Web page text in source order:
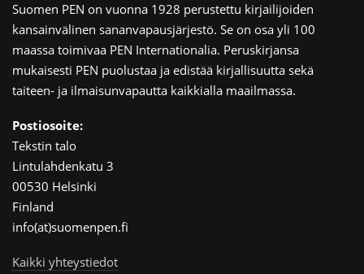
Suomen PEN on vuonna 1928 perustettu kirjailijoiden
kansainvälinen sananvapausjärjestö. Se on osa yli 100
maassa toimivaa PEN Internationalia. Peruskirjansa
mukaisesti PEN puolustaa ja edistää kirjallisuutta sekä
taiteen- ja ilmaisunvapautta kaikkialla maailmassa.
Postiosoite:
Tekstin talo
Lintulahdenkatu 3
00530 Helsinki
Finland
info(at)suomenpen.fi
Kaikki yhteystiedot